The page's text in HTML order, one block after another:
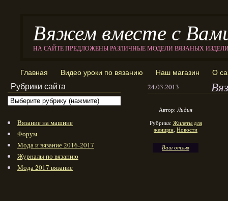
Вяжем вместе с
НА САЙТЕ ПРЕДЛОЖЕНЫ РАЗЛИЧНЫЕ МОДЕЛИ ВЯЗАНЫХ
Главная Видео уроки по вязанию Наш магазин О
24.03.2013
Автор:Лидия
Рубрика: Жилеты для
женщин, Новости
Ваш отзыв
Рубрики сайта
Вязание на машине
Форум
Мода и вязание 2016-2017
Журналы по вязанию
Мода 2017 вязание